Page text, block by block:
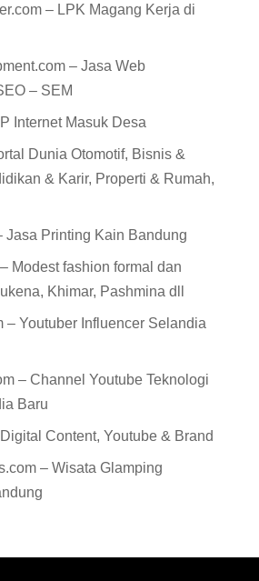
– LPK Magang Kerja di
– Jasa Web
– SEM
Internet Masuk Desa
Dunia Otomotif, Bisnis &
& Karir, Properti & Rumah,
Jasa Printing Kain Bandung
Modest fashion formal dan
Khimar, Pashmina dll
– Youtuber Influencer Selandia
– Channel Youtube Teknologi
Baru
Content, Youtube & Brand
– Wisata Glamping